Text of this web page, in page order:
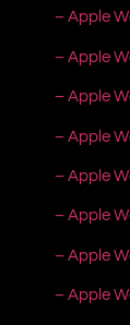
– Apple
– Apple
– Apple
– Apple
– Apple
– Apple
– Apple
– Apple